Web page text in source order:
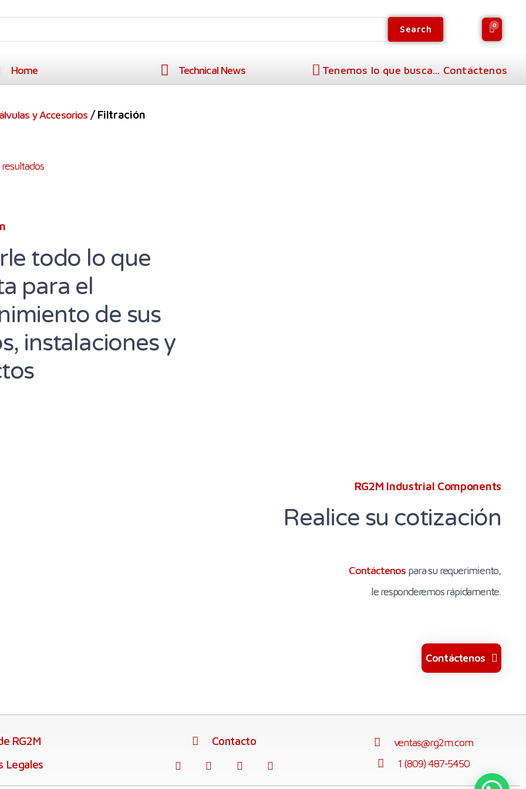
Search
Home Technical News Tenemos lo que busca... Contáctenos
y Accesorios / Filtración
todo lo que
para el
de sus
instalaciones y
RG2M Industrial Components
Realice su cotización
Contáctenos para su requerimiento,
le responderemos rápidamente.
Contáctenos
RG2M
Legales
Contacto
ventas@rg2m.com
1 (809) 487-5450